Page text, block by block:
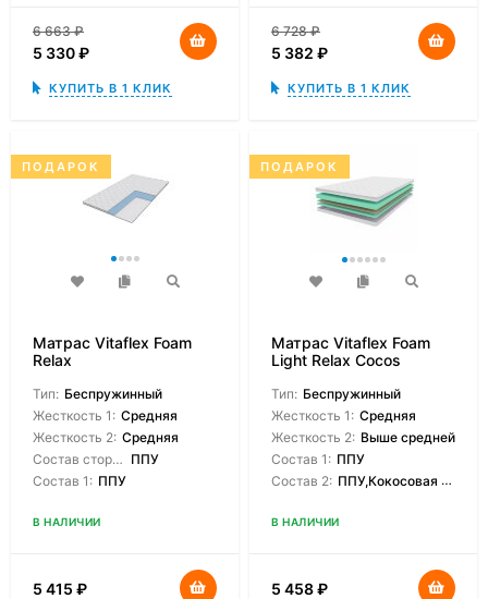
6 663₽
5 330₽
КУПИТЬ В 1 КЛИК
6 728₽
5 382 ₽
КУПИТЬ В 1 КЛИК
ПОДАРОК
Матрас Vitaflex Foam
Relax
Тип: Беспружинный
Жесткость 1: Средняя
Жесткость 2: Средняя
Состав сторон: ППУ
Состав 1: ППУ
В НАЛИЧИИ
5 415 ₽
ПОДАРОК
Матрас Vitaflex Foam
Light Relax Cocos
Тип: Беспружинный
Жесткость 1: Средняя
Жесткость 2: Выше средней
Состав 1: ППУ
Состав 2: ППУ,Кокосовая койра
В НАЛИЧИИ
5 458₽